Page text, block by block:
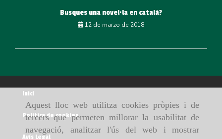
Aquest lloc web utilitza cookies pròpies i de
tercers que permeten millorar la usabilitat de
navegació, analitzar l'ús del web i mostrar
Busques una novel·la en català?
12 de marzo de 2018
Inici
Política de cookies
Avís Legal